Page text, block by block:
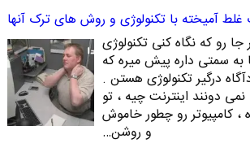
2013 هر جا رو که نگاه کنی تکنولوژی
به سمتی داره پیش میره که
درگیر تکنولوژی هستن .
دونند اینترنت چیه ، تو
، کامپیوتر رو چطور خاموش
و روشن…